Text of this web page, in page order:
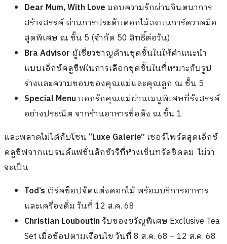
Dear Mum, With Loveมอบความรักผ่านจินตนาการ
สร้างสรรค์ ผ่านการประดับดอกไม้ลงบนการ์ดวาดมือ
สุดพิเศษ ณ ชั้น 5 (จำกัด 50 สิทธิ์ต่อวัน)
Bra Advisor ผู้เชี่ยวชาญด้านชุดชั้นในให้คำแนะนำ
แบบเอ็กซ์คลูซีฟในการเลือกชุดชั้นในที่เหมาะกับรูป
ร่างและความชอบของคุณแม่และคุณลูก ณ ชั้น 5
Special Menuบอกรักคุณแม่ผ่านเมนูพิเศษที่รังสรรค์
อย่างประณีต จากร้านอาหารชื่อดัง ณ ชั้น 1
และพลาดไม่ได้กับโซน“Luxe Galerie” เซอร์ไพร์สสุดเอ็กซ์
คลูซีฟจากแบรนด์แฟชั่นลักชัวรีที่ห้างเซ็นทรัลชิดลม ไม่ว่า
จะเป็น
Tod’s เวิร์คช็อปจัดแต่งดอกไม้ พร้อมบริการอาหาร
และเครื่องดื่ม วันที่ 12 ส.ค. 68
Christian Louboutinรับของขวัญพิเศษ Exclusive Tea
Set เมื่อช้อปตามเงื่อนไข วันที่ 8 ส.ค. 68 – 12 ส.ค. 68